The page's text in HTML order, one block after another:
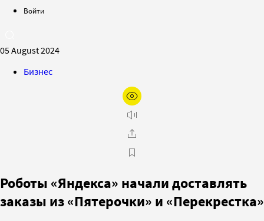
Войти
05 August 2024
Бизнес
Роботы «Яндекса» начали доставлять
заказы из «Пятерочки» и «Перекрестка»